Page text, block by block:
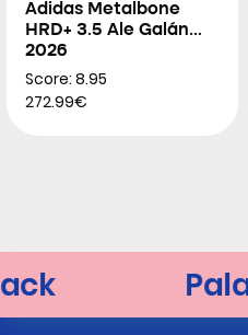
Adidas Metalbone
HRD+ 3.5 Ale Galán
2026
Score: 8.95
272.99€